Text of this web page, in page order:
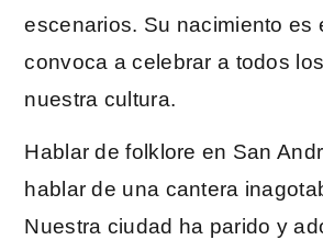
escenarios. Su nacimiento es
convoca a celebrar a todos
nuestra cultura.
Hablar de folklore en San
hablar de una cantera
Nuestra ciudad ha parido y